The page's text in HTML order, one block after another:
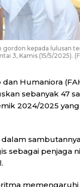
kepada lulusan
3, Kamis (15/5/2025).
Humaniora
sebanyak 47
2024/2025
dalam
sebagai penjaga
memengaruhi